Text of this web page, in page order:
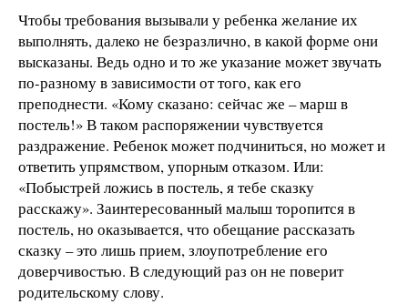
Чтобы требования вызывали у ребенка желание их
выполнять, далеко не безразлично, в какой форме они
высказаны. Ведь одно и то же указание может звучать
по-разному в зависимости от того, как его
преподнести. «Кому сказано: сейчас же – марш в
постель!» В таком распоряжении чувствуется
раздражение. Ребенок может подчиниться, но может и
ответить упрямством, упорным отказом. Или:
«Побыстрей ложись в постель, я тебе сказку
расскажу». Заинтересованный малыш торопится в
постель, но оказывается, что обещание рассказать
сказку – это лишь прием, злоупотребление его
доверчивостью. В следующий раз он не поверит
родительскому слову.